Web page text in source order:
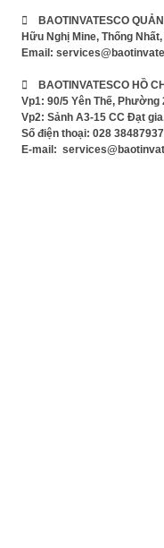
 BAOTINVATESCO
Hữu Nghị Mine, Thống
Email:
 BAOTINVATESCO HỒ
Vp1: 90/5 Yên Thế, Phường
Vp2: Sảnh A3-15 CC Đạt
Số điện thoại: 028
E-mail: